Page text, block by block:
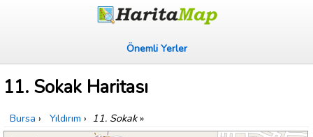
Önemli Yerler
11. Sokak Haritası
Bursa › Yıldırım › 11. Sokak»